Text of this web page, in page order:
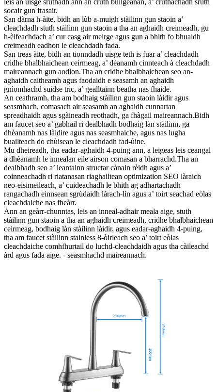
leis an uisge sruthadh ann an cruth builgeanan, a’ cruthachadh sruth
socair gun frasair.
San dàrna h-àite, bidh an lùb a-muigh stàilinn gun staoin a’
cleachdadh stuth stàilinn gun staoin a tha an aghaidh creimeadh, gu
h-èifeachdach a’ cur casg air meirge agus gun a bhith fo bhuaidh
creimeadh eadhon le cleachdadh fada.
San treas àite, bidh an tionndadh uisge teth is fuar a’ cleachdadh
cridhe bhalbhaichean ceirmeag, a’ dèanamh cinnteach à cleachdadh
maireannach gun aodion.Tha an cridhe bhalbhaichean seo an-
aghaidh caitheamh agus faodaidh e seasamh an aghaidh
gnìomhachd suidse tric, a’ gealltainn beatha nas fhaide.
An ceathramh, tha am bodhaig stàilinn gun staoin làidir agus
seasmhach, comasach air seasamh an aghaidh cunnartan
spreadhaidh agus sgàineadh reothadh, ga fhàgail maireannach.Bidh
am faucet seo a’ gabhail ri dealbhadh bodhaig làn stàilinn, ga
dhèanamh nas làidire agus nas seasmhaiche, agus nas lugha
buailteach do chùisean le cleachdadh fad-ùine.
Mu dheireadh, tha eadar-aghaidh 4-puing ann, a leigeas leis ceangal
a dhèanamh le innealan eile airson comasan a bharrachd.Tha an
dealbhadh seo a’ leantainn structar cànain rèidh agus a’
coinneachadh ri riatanasan riaghailtean optimization SEO làraich
neo-eisimeileach, a’ cuideachadh le bhith ag adhartachadh
rangachadh einnsean sgrùdaidh làrach-lìn agus a’ toirt seachad eòlas
cleachdaiche nas fheàrr.
Ann an geàrr-chunntas, leis an inneal-adhair meala aige, stuth
stàilinn gun staoin a tha an aghaidh creimeadh, cridhe bhalbhaichean
ceirmeag, bodhaig làn stàilinn làidir, agus eadar-aghaidh 4-puing,
tha am faucet stàilinn stainless 8-òirleach seo a’ toirt eòlas
cleachdaiche comhfhurtail do luchd-cleachdaidh agus tha càileachd
àrd agus fada aige. - seasmhachd maireannach.